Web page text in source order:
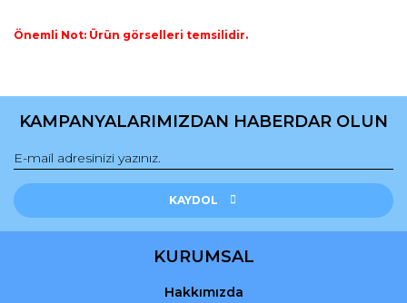
Önemli Not: Ürün görselleri temsilidir.
konularda yetersiz gördüğünüz noktaları öneri formunu
Görüş ve önerileriniz için teşekkür ederiz.
Ürün resmi kalitesiz, bozuk veya görüntülenemiyor.
Ürün açıklamasında eksik bilgiler bulunuyor.
Ürün fiyatı diğer sitelerden daha pahalı.
KAMPANYALARIMIZDAN HABERDAR OLUN
KAYDOL
KURUMSAL
Hakkımızda